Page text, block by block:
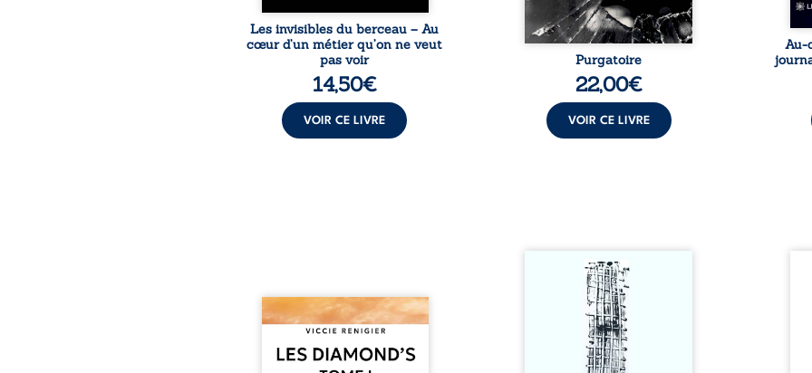
Les invisibles du berceau – Au
cœur d’un métier qu’on ne veut
pas voir
14,50€
VOIR CE LIVRE
Purgatoire
22,00€
VOIR CE LIVRE
Au-
Revenge est à la tête des
Diamond’s, un clan de motards
aussi réputé et respecté que
redouté dans tout le pays. Rien
Sommes-nous vraiment libres
si chacun de nos actes s’inscrit
dans une chaîne de causes ? À
travers une confrontation
entre les pensées d’Emmanuel
Kant et de Donald Davidson,
cet essai explore les liens entre
Je